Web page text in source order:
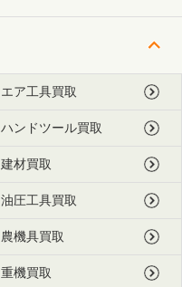
エア工具買取
ハンドツール買取
建材買取
油圧工具買取
農機具買取
重機買取